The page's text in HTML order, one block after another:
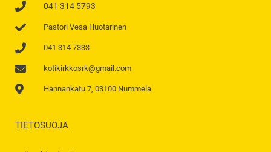
041 314 5793
Pastori Vesa Huotarinen
041 314 7333
kotikirkkosrk@gmail.com
Hannankatu 7, 03100 Nummela
TIETOSUOJA